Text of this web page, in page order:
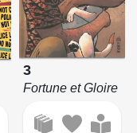
3
Fortune et Gloire